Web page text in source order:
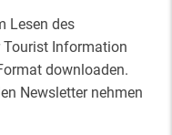
Lesen des
Tourist Information
downloaden.
Newsletter nehmen